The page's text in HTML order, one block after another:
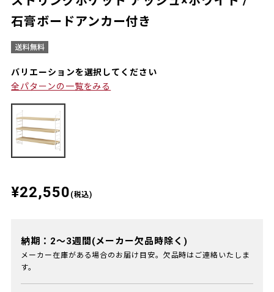
石膏ボードアンカー付き
バリエーションを選択してください
全パターンの一覧をみる
¥22,550 (税込)
納期：2～3週間(メーカー欠品時除く)
メーカー在庫がある場合のお届け目安。欠品時はご連絡いたしま
す。